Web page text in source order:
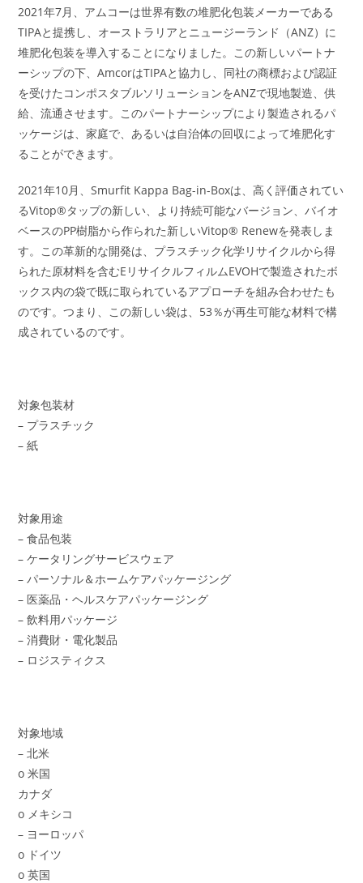
2021年7月、アムコーは世界有数の堆肥化包装メーカーである
TIPAと提携し、オーストラリアとニュージーランド（ANZ）に
堆肥化包装を導入することになりました。この新しいパートナ
ーシップの下、AmcorはTIPAと協力し、同社の商標および認証
を受けたコンポスタブルソリューションをANZで現地製造、供
給、流通させます。このパートナーシップにより製造されるパ
ッケージは、家庭で、あるいは自治体の回収によって堆肥化す
ることができます。
2021年10月、Smurfit Kappa Bag-in-Boxは、高く評価されてい
るVitop®タップの新しい、より持続可能なバージョン、バイオ
ベースのPP樹脂から作られた新しいVitop® Renewを発表しま
す。この革新的な開発は、プラスチック化学リサイクルから得
られた原材料を含むEリサイクルフィルムEVOHで製造されたボ
ックス内の袋で既に取られているアプローチを組み合わせたも
のです。つまり、この新しい袋は、53％が再生可能な材料で構
成されているのです。
対象包装材
– プラスチック
– 紙
対象用途
– 食品包装
– ケータリングサービスウェア
– パーソナル＆ホームケアパッケージング
– 医薬品・ヘルスケアパッケージング
– 飲料用パッケージ
– 消費財・電化製品
– ロジスティクス
対象地域
– 北米
o 米国
カナダ
o メキシコ
– ヨーロッパ
o ドイツ
o 英国